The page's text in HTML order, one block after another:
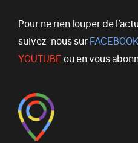
Pour ne rien louper de
suivez-nous surFACEBOOK
YOUTUBEou en vous